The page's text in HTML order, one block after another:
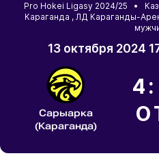
Pro Hokei Ligasy 2024/25 •
Караганда , ЛД Караганды-
13 октября 2024
Сарыарка
(Караганда)